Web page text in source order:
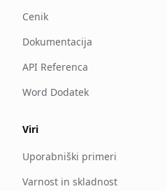
Cenik
Dokumentacija
API Referenca
Word Dodatek
Viri
Uporabniški primeri
Varnost in skladnost